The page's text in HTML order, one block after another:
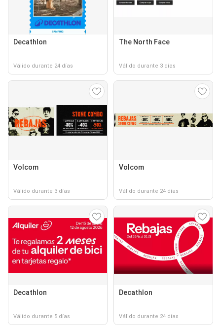
Decathlon
Válido durante 24 días
The North Face
Válido durante 3 días
Volcom
Válido durante 3 días
Volcom
Válido durante 24 días
Decathlon
Válido durante 5 días
Decathlon
Válido durante 24 días